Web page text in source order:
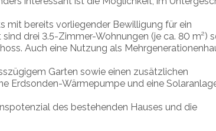
mit bereits vorliegender Bewilligung für ein
drei 3.5-Zimmer-Wohnungen (je ca. 80 m²)
Auch eine Nutzung als
Garten sowie einen zusätzlichen
Erdsonden-Wärmepumpe und eine
des bestehenden Hauses und die